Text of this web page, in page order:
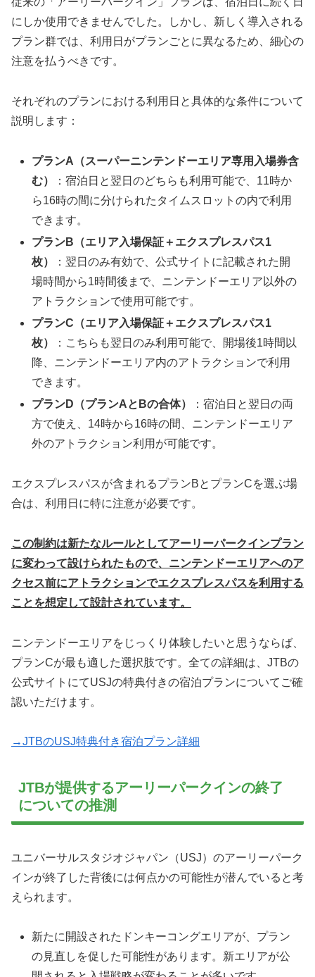
にしか使用できませんでした。しかし、新しく導入される
プラン群では、利用日がプランごとに異なるため、細心の
注意を払うべきです。
それぞれのプランにおける利用日と具体的な条件について
説明します：
プランA（スーパーニンテンドーエリア専用入場券含
む）
：宿泊日と翌日のどちらも利用可能で、11時か
ら16時の間に分けられたタイムスロットの内で利用
できます。
プランB（エリア入場保証＋エクスプレスパス1
枚）
：翌日のみ有効で、公式サイトに記載された開
場時間から1時間後まで、ニンテンドーエリア以外の
アトラクションで使用可能です。
プランC（エリア入場保証＋エクスプレスパス1
枚）
：こちらも翌日のみ利用可能で、開場後1時間以
降、ニンテンドーエリア内のアトラクションで利用
できます。
プランD（プランAとBの合体）
：宿泊日と翌日の両
方で使え、14時から16時の間、ニンテンドーエリア
外のアトラクション利用が可能です。
エクスプレスパスが含まれるプランBとプランCを選ぶ場
合は、利用日に特に注意が必要です。
この制約は新たなルールとしてアーリーパークインプラン
に変わって設けられたもので、ニンテンドーエリアへのア
クセス前にアトラクションでエクスプレスパスを利用する
ことを想定して設計されています。
ニンテンドーエリアをじっくり体験したいと思うならば、
プランCが最も適した選択肢です。全ての詳細は、JTBの
公式サイトにてUSJの特典付きの宿泊プランについてご確
認いただけます。
→JTBのUSJ特典付き宿泊プラン詳細
JTBが提供するアーリーパークインの終了
についての推測
ユニバーサルスタジオジャパン（USJ）のアーリーパーク
インが終了した背後には何点かの可能性が潜んでいると考
えられます。
新たに開設されたドンキーコングエリアが、プラン
の見直しを促した可能性があります。新エリアが公